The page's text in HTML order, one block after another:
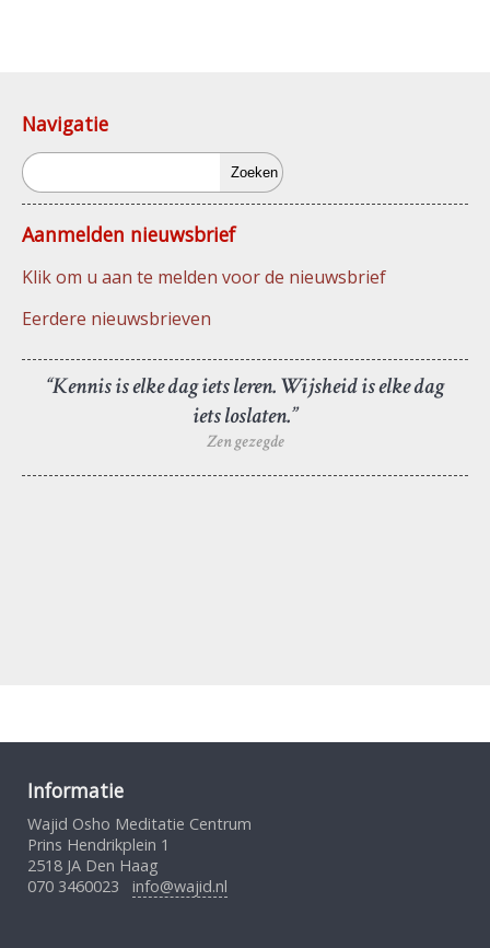
Navigatie
Zoeken
Aanmelden nieuwsbrief
Klik om u aan te melden voor de nieuwsbrief
Eerdere nieuwsbrieven
“Kennis is elke dag iets leren. Wijsheid is elke dag
iets loslaten.”
Zen gezegde
Informatie
Wajid Osho Meditatie Centrum
Prins Hendrikplein 1
2518 JA Den Haag
070 3460023 info@wajid.nl